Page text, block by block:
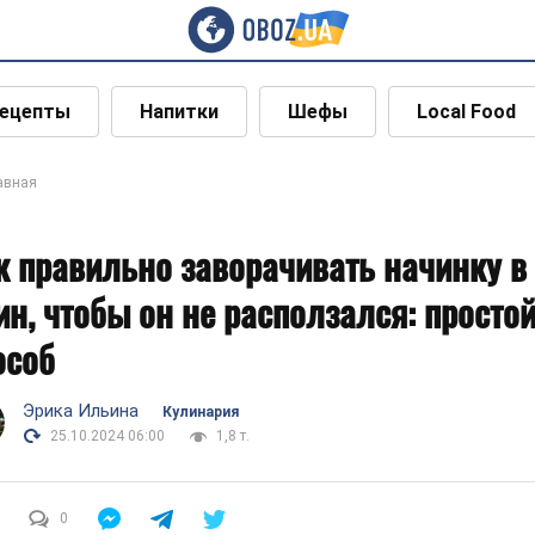
Напитки Шефы Local Food
правильно заворачивать начинку в
чтобы он не расползался: простой
Эрика Ильина
Кулинария
25.10.2024 06:00
1,8 т.
0